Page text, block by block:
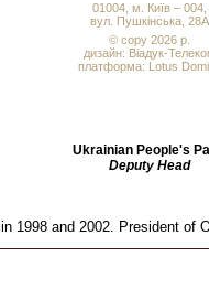
01004, м. Київ – 004,
вул. Пушкінська, 28А
© copy 2026 р.
дизайн: Віадук-
платформа: Lotus
Ukrainian People's
Deputy Head
in 1998 and 2002. President of